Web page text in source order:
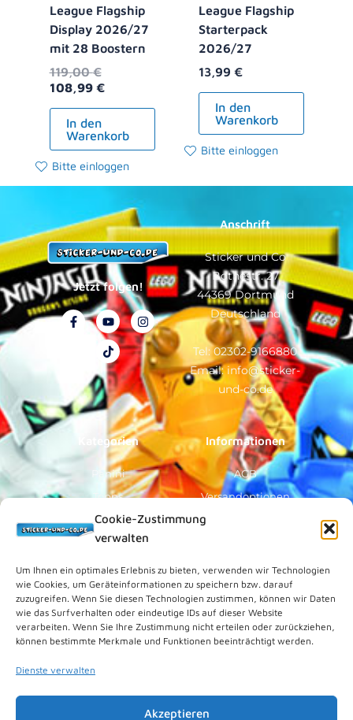
Cookie-Zustimmung
verwalten
Um Ihnen ein optimales Erlebnis zu bieten, verwenden wir Technologien
wie Cookies, um Geräteinformationen zu speichern bzw. darauf
zuzugreifen. Wenn Sie diesen Technologien zustimmen, können wir Daten
wie das Surfverhalten oder eindeutige IDs auf dieser Website
verarbeiten. Wenn Sie Ihre Zustimmung nicht erteilen oder zurückziehen,
können bestimmte Merkmale und Funktionen beeinträchtigt werden.
Dienste verwalten
Akzeptieren
League Flagship
Display 2026/27
mit 28 Boostern
119,00€
108,99 €
In den
Warenkorb
Bitte einloggen
League Flagship
Starterpack
2026/27
13,99 €
In den
Warenkorb
Bitte einloggen
Jetzt folgen!
F
a
k
-
f
Y
o
u
t
u
b
e
I
n
s
t
a
g
r
a
m
T
i
k
t
o
k
Anschrift
Sticker und Co
Bothestr. 27
44369 Dortmund
Deutschland
Tel: 02302-9166880
Email: info@sticker-
und-co.de
Kategorien
Panini
Topps
Blue Ocean
Sammelfiguren
Vorverkauf
Informationen
AGB
Versandoptionen
Zahlungsoptionen
Über Uns
Rechtliches
Kundenkonto
Datenschutz
Cookies (EU)